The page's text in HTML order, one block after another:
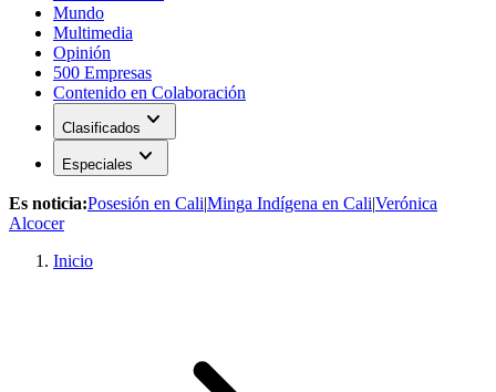
Mundo
Multimedia
Opinión
500 Empresas
Contenido en Colaboración
Clasificados expand_more
Especiales expand_more
Es noticia:Posesión en Cali|Minga Indígena en Cali|Verónica
Alcocer
Inicio